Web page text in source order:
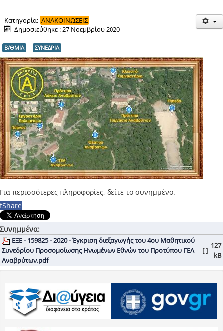
ΔΡΑΣΕΙΣ
ΕΠΙΚΟΙΝΩΝΙΑ
ΕΞ ΑΠΟΣΤΑΣΕΩΣ ΕΚΠΑΙΔΕΥΣΗ
Κατηγορία: ΑΝΑΚΟΙΝΩΣΕΙΣ
Δημοσιεύθηκε : 27 Νοεμβρίου 2020
Β/ΘΜΙΑ ΣΥΝΕΔΡΙΑ
Για περισσότερες πληροφορίες, δείτε το συνημμένο.
fShare
Συνημμένα:
ΕΞΕ - 159825 - 2020 - Έγκριση διεξαγωγής του 4ου Μαθητικού
Συνεδρίου Προσομοίωσης Ηνωμένων Εθνών του Προτύπου ΓΕΛ
Αναβρύτων.pdf
[ ]
127
kB